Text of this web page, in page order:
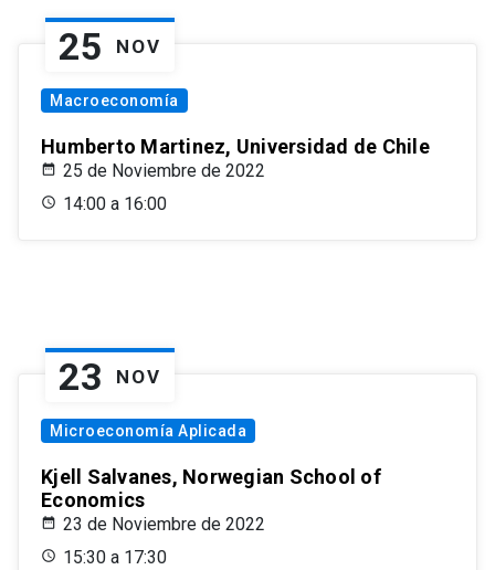
25 NOV
Macroeconomía
Humberto Martinez, Universidad de Chile
25 de Noviembre de 2022
14:00 a 16:00
23 NOV
Microeconomía Aplicada
Kjell Salvanes, Norwegian School of
Economics
23 de Noviembre de 2022
15:30 a 17:30